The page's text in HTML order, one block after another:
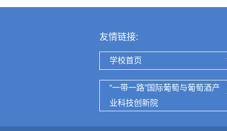
友情链接:
学校首页
“一带一路”国际葡萄与葡萄酒产
业科技创新院